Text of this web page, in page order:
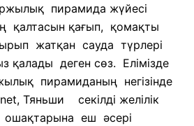
пирамида жүйесі
қалтасын қағып, қомақты
жатқан сауда түрлері
қалады деген сөз. Елімізде
пирамиданың негізінде
Тяньши секілді желілік
ошақтарына еш әсері